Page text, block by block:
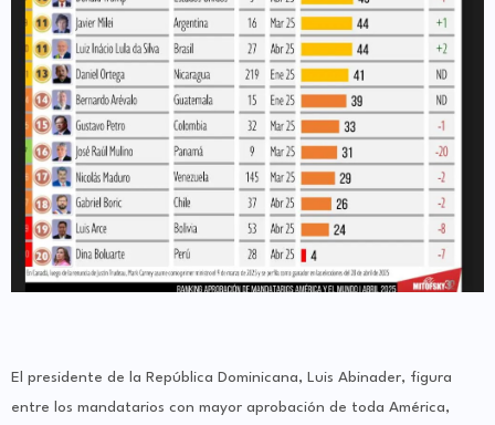
El presidente de la República Dominicana, Luis Abinader, figura
entre los mandatarios con mayor aprobación de toda América,